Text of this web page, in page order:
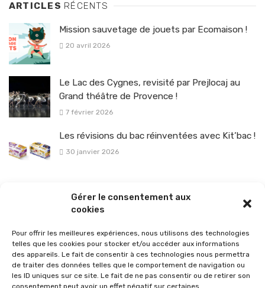
Gérer le consentement aux
cookies
Pour offrir les meilleures expériences, nous utilisons des technologies
telles que les cookies pour stocker et/ou accéder aux informations
des appareils. Le fait de consentir à ces technologies nous permettra
de traiter des données telles que le comportement de navigation ou
les ID uniques sur ce site. Le fait de ne pas consentir ou de retirer son
consentement peut avoir un effet négatif sur certaines
ARTICLES RÉCENTS
Mission sauvetage de jouets par Ecomaison !
20 avril 2026
Le Lac des Cygnes, revisité par Prejlocaj au
Grand théâtre de Provence !
7 février 2026
Les révisions du bac réinventées avec Kit’bac !
30 janvier 2026